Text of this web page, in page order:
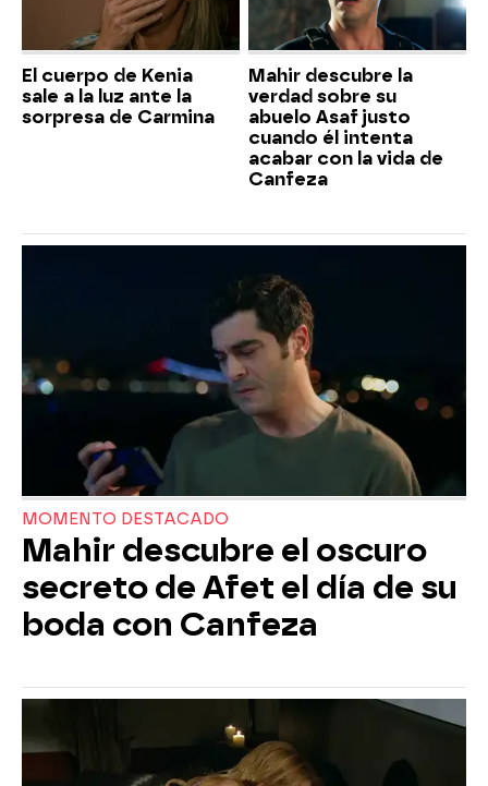
El cuerpo de Kenia
sale a la luz ante la
sorpresa de Carmina
Mahir descubre la
verdad sobre su
abuelo Asaf justo
cuando él intenta
acabar con la vida de
Canfeza
MOMENTO DESTACADO
Mahir descubre el oscuro
secreto de Afet el día de su
boda con Canfeza